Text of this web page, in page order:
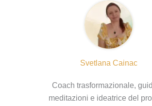
Svetlana Cainac
Coach trasformazionale,
meditazioni e ideatrice del